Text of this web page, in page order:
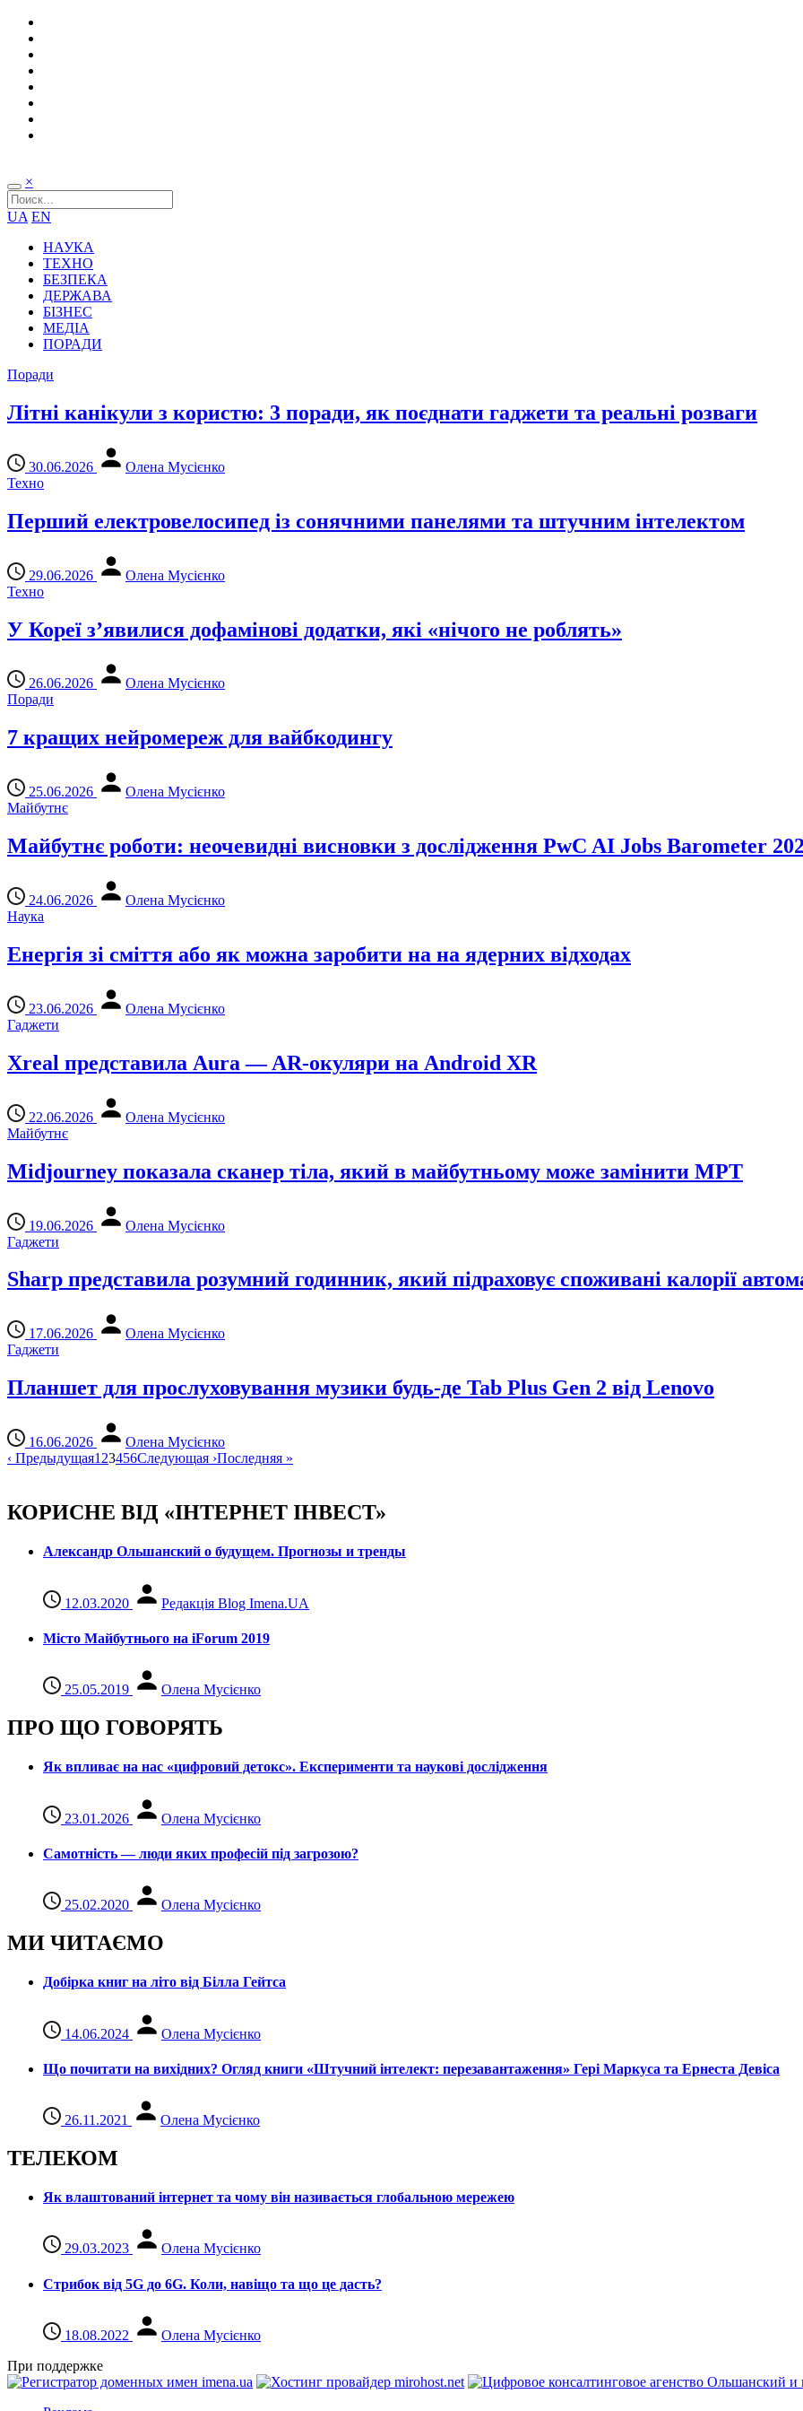
×
UA EN
НАУКА
ТЕХНО
БЕЗПЕКА
ДЕРЖАВА
БІЗНЕС
МЕДІА
ПОРАДИ
Поради
Літні канікули з користю: 3 поради, як поєднати гаджети та реальні розваги
30.06.2026
Олена Мусієнко
Техно
Перший електровелосипед із сонячними панелями та штучним інтелектом
29.06.2026
Олена Мусієнко
Техно
У Кореї з’явилися дофамінові додатки, які «нічого не роблять»
26.06.2026
Олена Мусієнко
Поради
7 кращих нейромереж для вайбкодингу
25.06.2026
Олена Мусієнко
Майбутнє
Майбутнє роботи: неочевидні висновки з дослідження PwC AI Jobs Barometer
24.06.2026
Олена Мусієнко
Наука
Енергія зі сміття або як можна заробити на на ядерних відходах
23.06.2026
Олена Мусієнко
Гаджети
Xreal представила Aura — AR-окуляри на Android XR
22.06.2026
Олена Мусієнко
Майбутнє
Midjourney показала сканер тіла, який в майбутньому може замінити МРТ
19.06.2026
Олена Мусієнко
Гаджети
Sharp представила розумний годинник, який підраховує споживані калорії
17.06.2026
Олена Мусієнко
Гаджети
Планшет для прослуховування музики будь-де Tab Plus Gen 2 від Lenovo
16.06.2026
Олена Мусієнко
‹ Предыдущая1 23456Следующая ›Последняя »
КОРИСНЕ ВІД «ІНТЕРНЕТ ІНВЕСТ»
Александр Ольшанский о будущем. Прогнозы и тренды
12.03.2020 Редакція Blog Imena.UA
Місто Майбутнього на iForum 2019
25.05.2019 Олена Мусієнко
ПРО ЩО ГОВОРЯТЬ
Як впливає на нас «цифровий детокс». Експерименти та наукові дослідження
23.01.2026 Олена Мусієнко
Самотність — люди яких професій під загрозою?
25.02.2020 Олена Мусієнко
МИ ЧИТАЄМО
Добірка книг на літо від Білла Гейтса
14.06.2024 Олена Мусієнко
Що почитати на вихідних? Огляд книги «Штучний інтелект: перезавантаження» Гері Маркуса та Ернеста Девіса
26.11.2021 Олена Мусієнко
ТЕЛЕКОМ
Як влаштований інтернет та чому він називається глобальною мережею
29.03.2023 Олена Мусієнко
Стрибок від 5G до 6G. Коли, навіщо та що це даcть?
18.08.2022
Олена Мусієнко
При поддержке